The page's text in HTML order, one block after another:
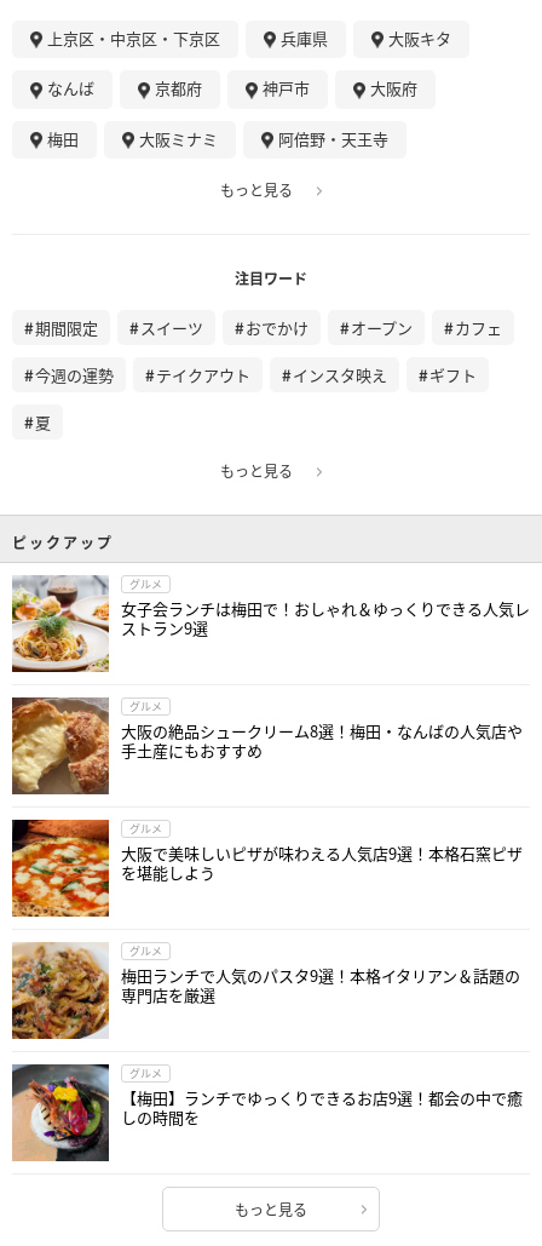
上京区・中京区・下京区 兵庫県 大阪キタ
なんば 京都府 神戸市 大阪府
梅田 大阪ミナミ 阿倍野・天王寺
もっと見る
注目ワード
期間限定 スイーツ おでかけ オープン カフェ
今週の運勢 テイクアウト インスタ映え ギフト
夏
もっと見る
ピックアップ
グルメ
女子会ランチは梅田で！おしゃれ＆ゆっくりできる人気レ
ストラン9選
グルメ
大阪の絶品シュークリーム8選！梅田・なんばの人気店や
手土産にもおすすめ
グルメ
大阪で美味しいピザが味わえる人気店9選！本格石窯ピザ
を堪能しよう
グルメ
梅田ランチで人気のパスタ9選！本格イタリアン＆話題の
専門店を厳選
グルメ
【梅田】ランチでゆっくりできるお店9選！都会の中で癒
しの時間を
もっと見る